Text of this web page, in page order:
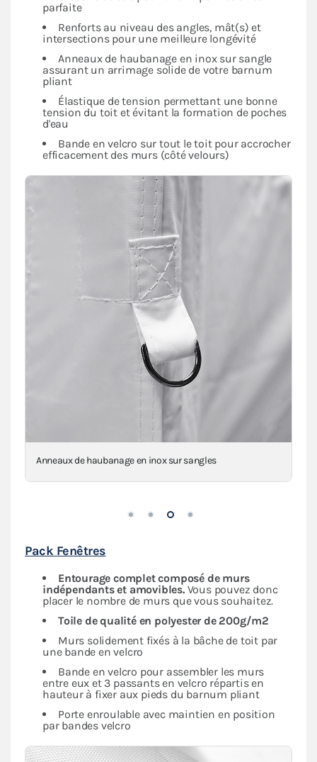
parfaite
Renforts au niveau des angles, mât(s) et
intersections pour une meilleure longévité
Anneaux de haubanage en inox sur sangle
assurant un arrimage solide de votre barnum
pliant
Élastique de tension permettant une bonne
tension du toit et évitant la formation de poches
d'eau
Bande en velcro sur tout le toit pour accrocher
efficacement des murs (côté velours)
Anneaux de haubanage en inox sur sangles
Pack Fenêtres
Entourage complet composé de murs
indépendants et amovibles. Vous pouvez donc
placer le nombre de murs que vous souhaitez.
Toile de qualité en polyester de 200g/m2
Murs solidement fixés à la bâche de toit par
une bande en velcro
Bande en velcro pour assembler les murs
entre eux et 3 passants en velcro répartis en
hauteur à fixer aux pieds du barnum pliant
Porte enroulable avec maintien en position
par bandes velcro